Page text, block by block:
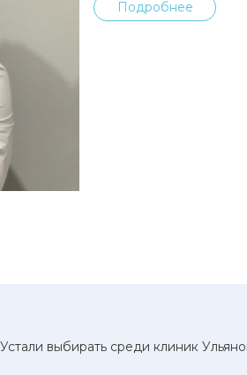
Подробнее
Устали выбирать среди клиник